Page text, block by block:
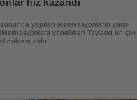
hız kazandı
yapılan rezervasyonların yarısı
yönelirken Tayland en çok
noktası oldu